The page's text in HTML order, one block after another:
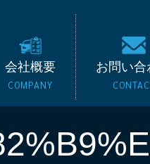
ド｜
会社概要
COMPANY
お問い合